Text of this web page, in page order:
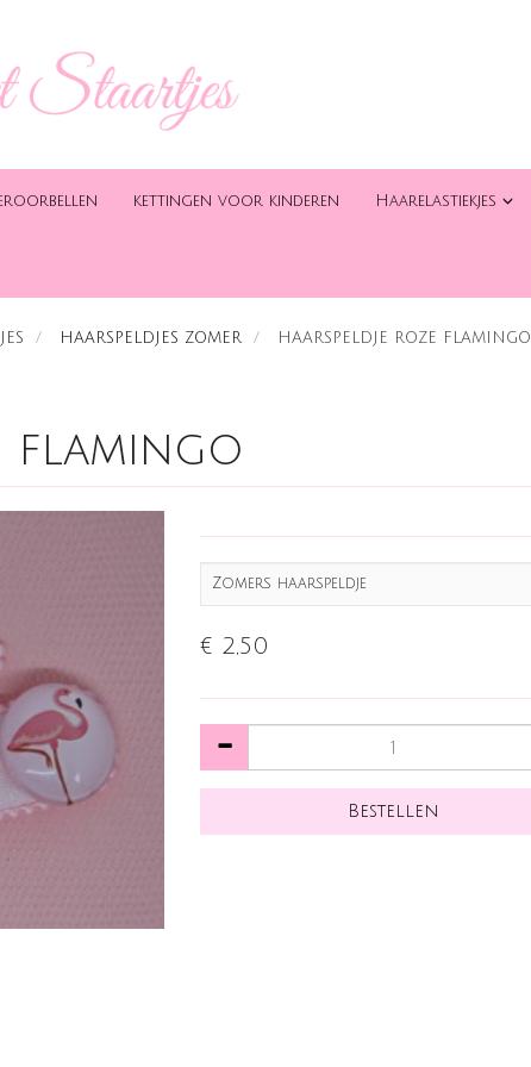
kettingen voor kinderen Haarelastiekjes
HAARSPELDJES ZOMER HAARSPELDJE ROZE FLAMINGO
flamingo
Zomers haarspeldje
€ 2,50